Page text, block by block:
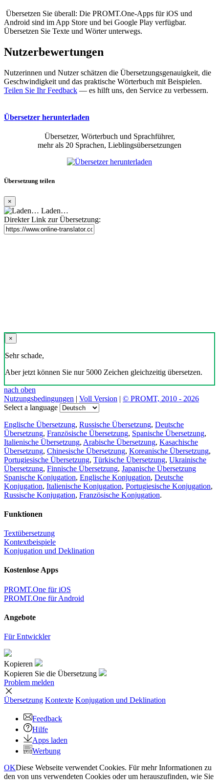
Übersetzen Sie überall: Die PROMT.One-Apps für iOS und
Android sind im App Store und bei Google Play verfügbar.
Übersetzen Sie Texte und Wörter unterwegs.
Nutzerbewertungen
Nutzerinnen und Nutzer schätzen die Übersetzungsgenauigkeit, die
Geschwindigkeit und das praktische Wörterbuch mit Beispielen.
Teilen Sie Ihr Feedback — es hilft uns, den Service zu verbessern.
Übersetzer herunterladen
Übersetzer, Wörterbuch und Sprachführer,
mehr als 20 Sprachen, Lieblingsübersetzungen
Übersetzung teilen
×
Laden…
Direkter Link zur Übersetzung:
×
Sehr schade,
Aber jetzt können Sie nur 5000 Zeichen gleichzeitig übersetzen.
nach oben
Nutzungsbedingungen | Voll Version | © PROMT, 2010 - 2026
Select a language
Englische Übersetzung, Russische Übersetzung, Deutsche
Übersetzung, Französische Übersetzung, Spanische Übersetzung,
Italienische Übersetzung, Arabische Übersetzung, Kasachische
Übersetzung, Chinesische Übersetzung, Koreanische Übersetzung,
Portugiesische Übersetzung, Türkische Übersetzung, Ukrainische
Übersetzung, Finnische Übersetzung, Japanische Übersetzung
Spanische Konjugation, Englische Konjugation, Deutsche
Konjugation, Italienische Konjugation, Portugiesische Konjugation,
Russische Konjugation, Französische Konjugation.
Funktionen
Textübersetzung
Kontextbeispiele
Konjugation und Deklination
Kostenlose Apps
PROMT.One für iOS
PROMT.One für Android
Angebote
Für Entwickler
Kopieren
Kopieren Sie die Übersetzung
Problem melden
Übersetzung Kontexte Konjugation und Deklination
Feedback
Hilfe
Apps laden
Werbung
OKDiese Webseite verwendet Cookies. Für mehr Informationen zu
den von uns verwendeten Cookies oder um herauszufinden, wie Sie